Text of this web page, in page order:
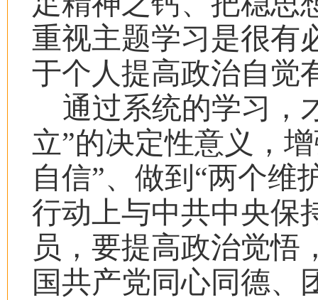
重视主题学习是很有
于个人提高政治自觉
通过系统的学习，
立”的决定性意义，
自信”、做到“两个维
行动上与中共中央保
员，要提高政治觉悟
国共产党同心同德、